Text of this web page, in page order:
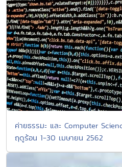
ค่ายธรรมะ และ Computer
ฤดูร้อน 1-30 เมษายน 2562